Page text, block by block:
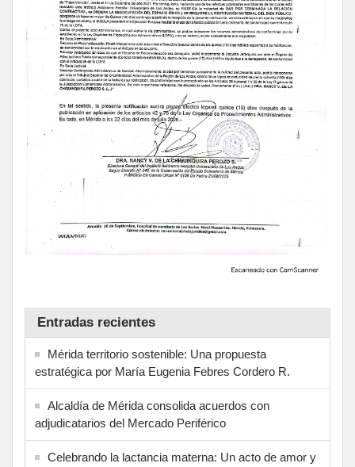
Entradas recientes
Mérida territorio sostenible: Una propuesta
estratégica por María Eugenia Febres Cordero R.
Alcaldía de Mérida consolida acuerdos con
adjudicatarios del Mercado Periférico
Celebrando la lactancia materna: Un acto de amor y